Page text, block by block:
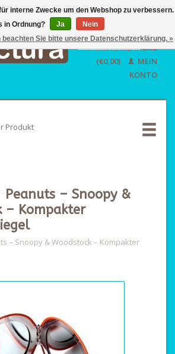
EUR
GBP
USD
Deutsch
English
IHR WARENKORB
(€0,00)
MEIN
KONTO
– Snoopy &
– Kompakter
– Snoopy & Woodstock – Kompakter
interne Zwecke um den Webshop zu verbessern.
in Ordnung?
Ja
Nein
Sie bitte unsere Datenschutzerklärung. »